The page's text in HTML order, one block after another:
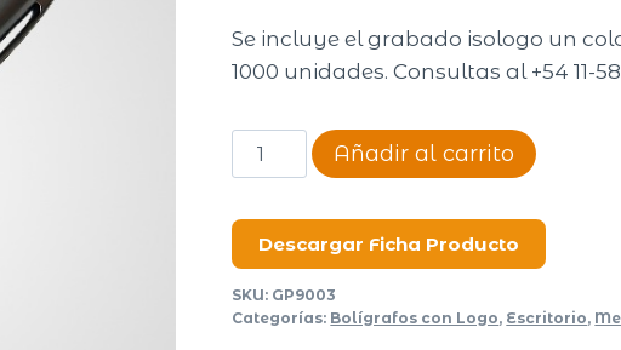
Se incluye el grabado isologo un
1000 unidades. Consultas al +54 11-
Bolígrafo
metálico
cantidad
Añadir al carrito
Descargar Ficha Producto
SKU: GP9003
Categorías: Bolígrafos con Logo, Escritorio,